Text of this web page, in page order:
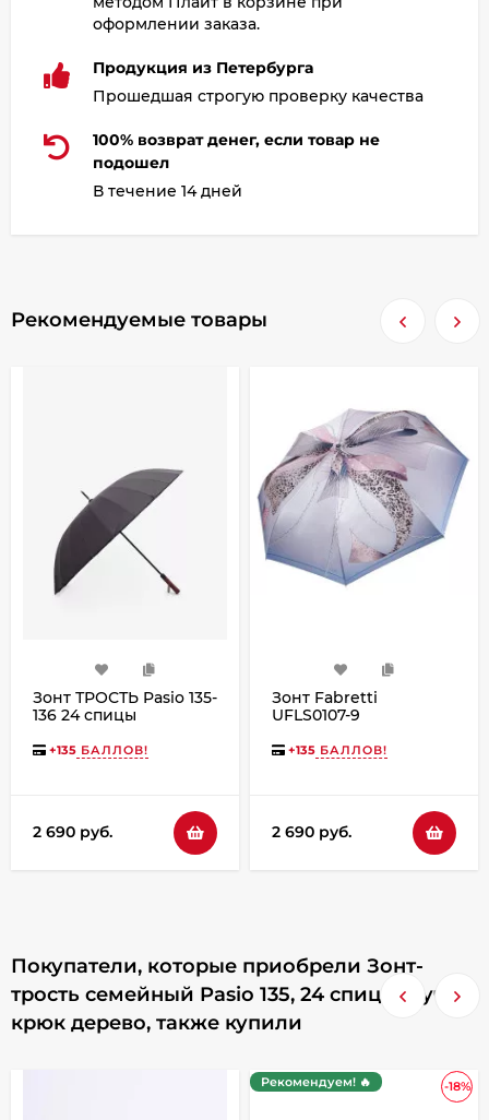
оформлении заказа.
Продукция из Петербурга
Прошедшая строгую проверку качества
100% возврат денег, если товар не
подошел
В течение 14 дней
Рекомендуемые товары
Зонт ТРОСТЬ Pasio 135-
136 24 спицы
+135 БАЛЛОВ!
2 690 руб.
Зонт Fabretti
UFLS0107-9
+135 БАЛЛОВ!
2 690 руб.
Покупатели, которые приобрели Зонт-
трость семейный Pasio 135, 24 спицы, ручка
крюк дерево, также купили
-18%
Рекомендуем! 🔥